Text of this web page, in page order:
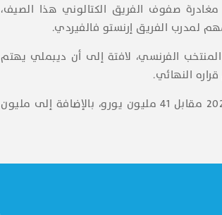
صفوف الفريق الكتالوني هذا الصيف،
لمدرب الفريق إرنستو فالفيردي.
الفرنسي، لافتة إلى أن ديبملي يهتم
النهائي.
وكان برشلونة قد أعلن رسميًا عن تعاقده مع مالكوم، حتى موسم 2022/23 مقابل 41 مليون يورو، بالإضافة إلى مليون